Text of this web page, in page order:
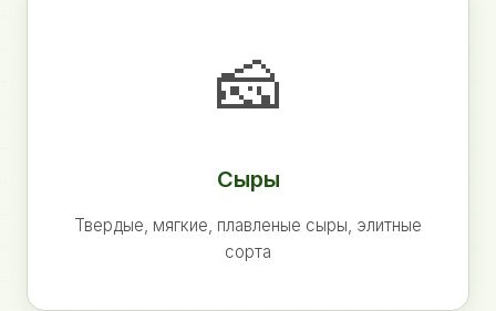
🧀
Сыры
Твердые, мягкие, плавленые сыры, элитные
сорта